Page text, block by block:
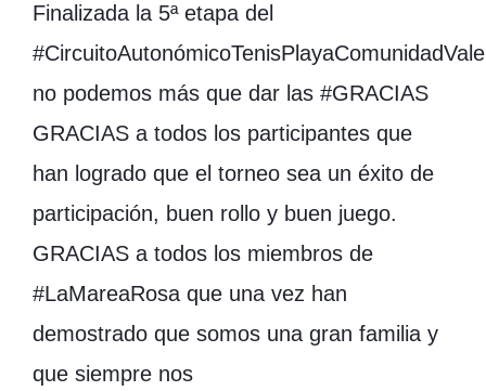
Finalizada la 5ª etapa del
no podemos más que dar las #GRACIAS
GRACIAS a todos los participantes que
han logrado que el torneo sea un éxito de
participación, buen rollo y buen juego.
GRACIAS a todos los miembros de
#LaMareaRosa que una vez han
demostrado que somos una gran familia y
que siempre nos